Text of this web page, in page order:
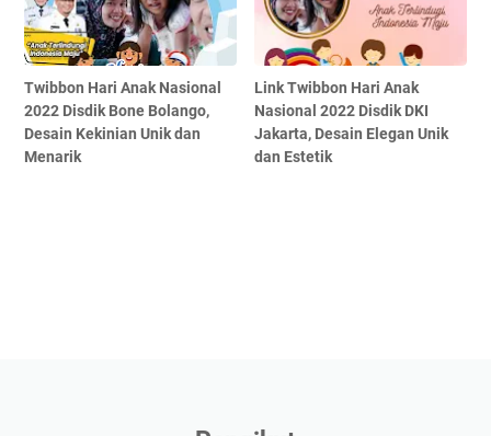
Twibbon Hari Anak Nasional
2022 Disdik Bone Bolango,
Desain Kekinian Unik dan
Menarik
Link Twibbon Hari Anak
Nasional 2022 Disdik DKI
Jakarta, Desain Elegan Unik
dan Estetik